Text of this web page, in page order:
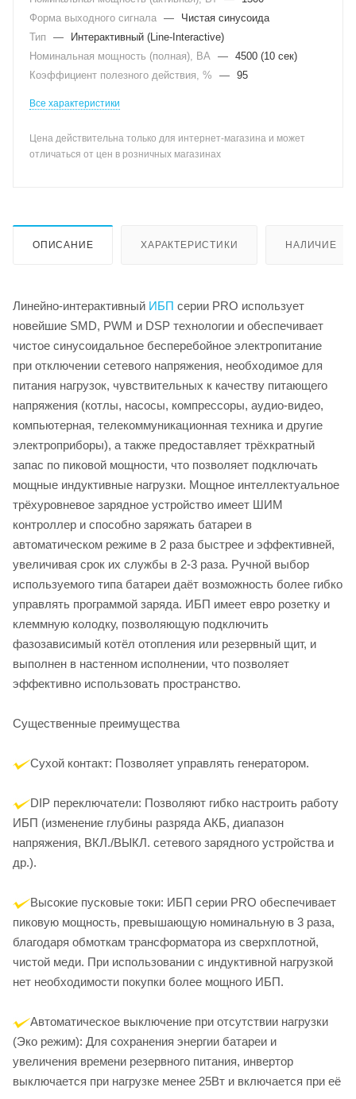
Форма выходного сигнала —
Чистая синусоида
Тип
—
Интерактивный (Line-Interactive)
Номинальная мощность (полная), ВА — 4500 (10 сек)
Коэффициент полезного действия, %
— 95
Все характеристики
Цена действительна только для интернет-магазина и может
отличаться от цен в розничных магазинах
ОПИСАНИЕ ХАРАКТЕРИСТИКИ НАЛИЧИЕ
Линейно-интерактивный ИБП серии PRO использует
новейшие SMD, PWM и DSP технологии и обеспечивает
чистое синусоидальное бесперебойное электропитание
при отключении сетевого напряжения, необходимое для
питания нагрузок, чувствительных к качеству питающего
напряжения (котлы, насосы, компрессоры, аудио-видео,
компьютерная, телекоммуникационная техника и другие
электроприборы), а также предоставляет трёхкратный
запас по пиковой мощности, что позволяет подключать
мощные индуктивные нагрузки. Мощное интеллектуальное
трёхуровневое зарядное устройство имеет ШИМ
контроллер и способно заряжать батареи в
автоматическом режиме в 2 раза быстрее и эффективней,
увеличивая срок их службы в 2-3 раза. Ручной выбор
используемого типа батареи даёт возможность более гибко
управлять программой заряда. ИБП имеет евро розетку и
клеммную колодку, позволяющую подключить
фазозависимый котёл отопления или резервный щит, и
выполнен в настенном исполнении, что позволяет
эффективно использовать пространство.
Существенные преимущества
Сухой контакт: Позволяет управлять генератором.
DIP переключатели: Позволяют гибко настроить работу
ИБП (изменение глубины разряда АКБ, диапазон
напряжения, ВКЛ./ВЫКЛ. сетевого зарядного устройства и
др.).
Высокие пусковые токи: ИБП серии PRO обеспечивает
пиковую мощность, превышающую номинальную в 3 раза,
благодаря обмоткам трансформатора из сверхплотной,
чистой меди. При использовании с индуктивной нагрузкой
нет необходимости покупки более мощного ИБП.
Автоматическое выключение при отсутствии нагрузки
(Эко режим): Для сохранения энергии батареи и
увеличения времени резервного питания, инвертор
выключается при нагрузке менее 25Вт и включается при её